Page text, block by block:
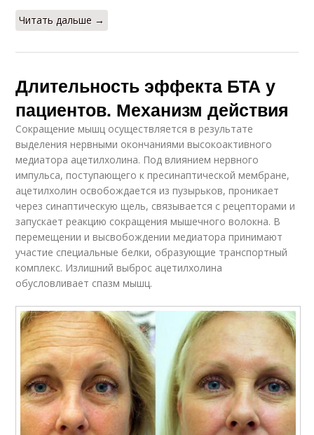
Читать дальше →
Длительность эффекта БТА у
пациентов. Механизм действия
Сокращение мышц осуществляется в результате
выделения нервными окончаниями высокоактивного
медиатора ацетилхолина. Под влиянием нервного
импульса, поступающего к пресинаптической мембране,
ацетилхолин освобождается из пузырьков, проникает
через синаптическую щель, связывается с рецепторами и
запускает реакцию сокращения мышечного волокна. В
перемещении и высвобождении медиатора принимают
участие специальные белки, образующие транспортный
комплекс. Излишний выброс ацетилхолина
обусловливает спазм мышц.